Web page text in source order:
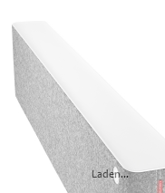
Laden...